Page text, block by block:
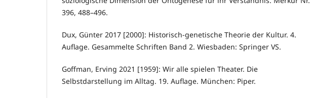
396, 488–496.
Dux, Günter 2017 [2000]: Historisch-genetische Theorie der Kultur. 4.
Auflage. Gesammelte Schriften Band 2. Wiesbaden: Springer VS.
Goffman, Erving 2021 [1959]: Wir alle spielen Theater. Die
Selbstdarstellung im Alltag. 19. Auflage. München: Piper.